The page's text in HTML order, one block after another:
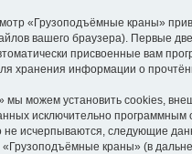
«Грузоподъёмные краны»
вашего браузера). Первые
присвоенные вам
хранения информации о
можем установить cookies,
исключительно
исчерпываются, следующие
краны» (в